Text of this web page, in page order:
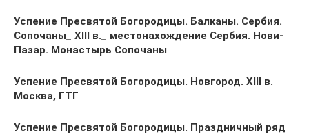
Успение Пресвятой Богородицы. Балканы. Сербия.
Сопочаны_ XIII в._ местонахождение Сербия. Нови-
Пазар. Монастырь Сопочаны
Успение Пресвятой Богородицы. Новгород. XIII в.
Москва, ГТГ
Успение Пресвятой Богородицы. Праздничный ряд